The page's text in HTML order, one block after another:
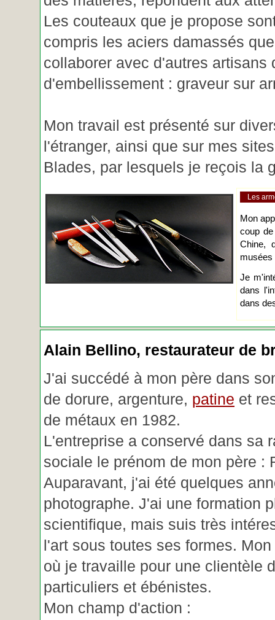
Les couteaux que je propose
compris les aciers damassés
collaborer avec d'autres artisans
d'embellissement : graveur sur
Mon travail est présenté sur
l'étranger, ainsi que sur mes
Blades, par lesquels je reçois la
Les
Mon
coup
Chine,
musées
Je
dans
dans
Alain Bellino, restaurateur de
J'ai succédé à mon père dans
de dorure, argenture, patine et
de métaux en 1982.
L'entreprise a conservé dans sa
sociale le prénom de mon père :
Auparavant, j'ai été quelques
photographe. J'ai une formation
scientifique, mais suis très
l'art sous toutes ses formes.
où je travaille pour une clientèle
particuliers et ébénistes.
Mon champ d'action :